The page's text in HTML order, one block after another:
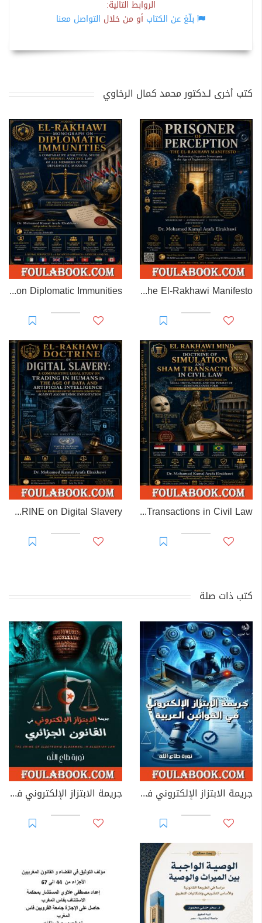
الروابط التالية:
بلّغ عن الكتاب أو من خلال التواصل معنا
كتب أخرى لـدكتور محمد كمال الرخاوي
Prisoner of Perception: The El-Rakhawi Manifesto
EL-RAKHAWI MONOGRAPH on Diplomatic Immunities
EL RAKHAWI MIND on the Doctrine of Simulation and Sham Transactions in Civil Law
EL-RAKHAWI DOCTRINE on Digital Slavery
كتب ذات صلة
جريمة الابتزاز الإلكتروني في القوانين العربية جريمة الابتزاز الإلكتروني في القانون الجزائري